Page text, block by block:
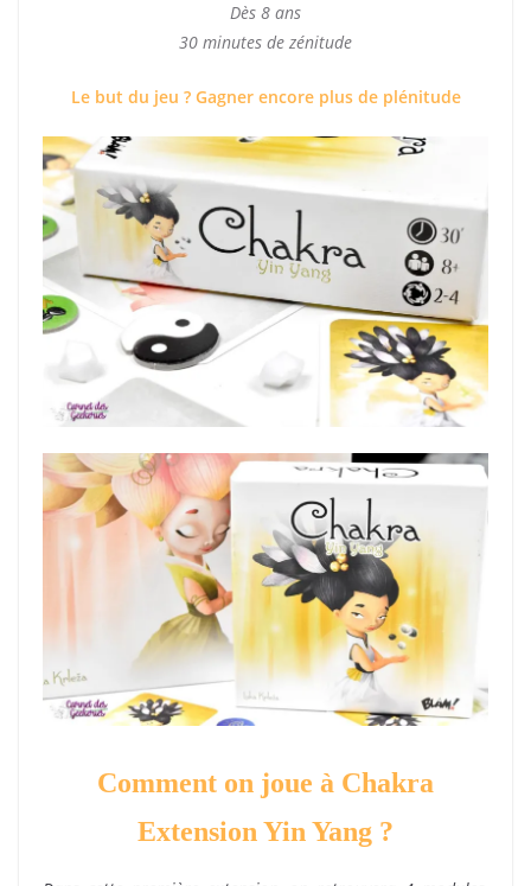
Dès 8 ans
30 minutes de zénitude
Le but du jeu ? Gagner encore plus de plénitude
Comment on joue à Chakra
Extension Yin Yang ?